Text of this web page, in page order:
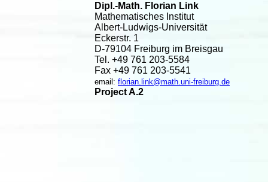
Dipl.-Math. Florian Link
Mathematisches Institut
Albert-Ludwigs-Universität
Eckerstr. 1
D-79104 Freiburg im Breisgau
Tel. +49 761 203-5584
Fax +49 761 203-5541
email: florian.link@math.uni-freiburg.de
Project A.2